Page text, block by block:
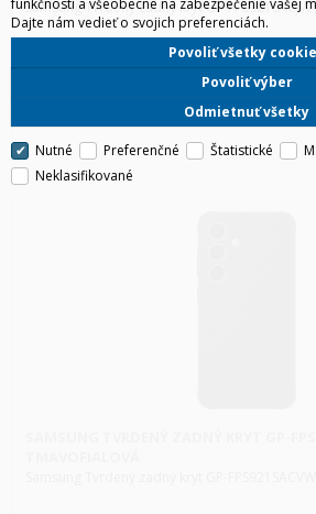
Samsung Tvrdený zadný kryt GP-
funkčnosti a všeobecne na zabezpečenie vašej
Dajte nám vedieť o svojich preferenciách.
Odmietnuť všetky
Povoliť výber
Povoliť všetky
Nutné Preferenčné Štatistické
Neklasifikované